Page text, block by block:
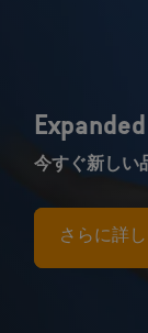
今すぐ新しい
さらに詳